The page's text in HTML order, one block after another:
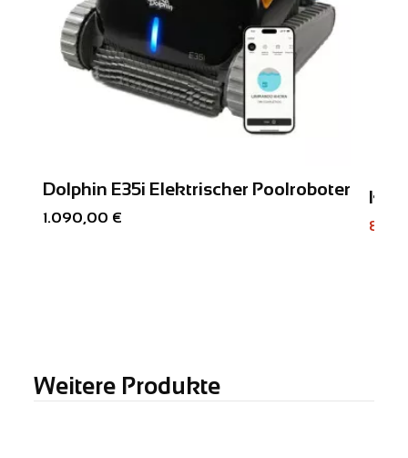
Dolphin E35i Elektrischer Poolroboter
1.090,00 €
Weitere Produkte